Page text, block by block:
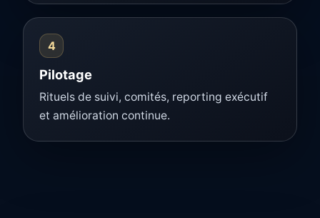
4
Pilotage
Rituels de suivi, comités, reporting exécutif
et amélioration continue.